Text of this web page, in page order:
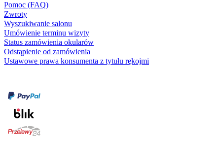
Pomoc (FAQ)
Zwroty
Wyszukiwanie salonu
Umówienie terminu wizyty
Status zamówienia okularów
Odstąpienie od zamówienia
Ustawowe prawa konsumenta z tytułu rękojmi